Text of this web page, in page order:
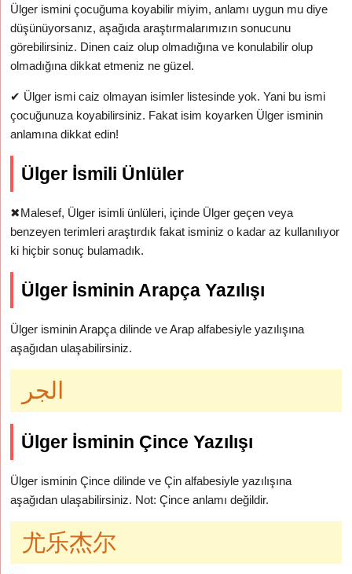
Ülger ismini çocuğuma koyabilir miyim, anlamı uygun mu diye
düşünüyorsanız, aşağıda araştırmalarımızın sonucunu
görebilirsiniz. Dinen caiz olup olmadığına ve konulabilir olup
olmadığına dikkat etmeniz ne güzel.
✔ Ülger ismi caiz olmayan isimler listesinde yok. Yani bu ismi
çocuğunuza koyabilirsiniz. Fakat isim koyarken Ülger isminin
anlamına dikkat edin!
Ülger İsmili Ünlüler
✖Malesef, Ülger isimli ünlüleri, içinde Ülger geçen veya
benzeyen terimleri araştırdık fakat isminiz o kadar az kullanılıyor
ki hiçbir sonuç bulamadık.
Ülger İsminin Arapça Yazılışı
Ülger isminin Arapça dilinde ve Arap alfabesiyle yazılışına
aşağıdan ulaşabilirsiniz.
الجر
Ülger İsminin Çince Yazılışı
Ülger isminin Çince dilinde ve Çin alfabesiyle yazılışına
aşağıdan ulaşabilirsiniz. Not: Çince anlamı değildir.
尤乐杰尔